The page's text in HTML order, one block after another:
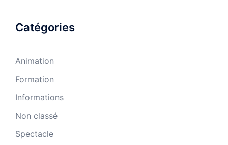
Catégories
Animation
Formation
Informations
Non classé
Spectacle